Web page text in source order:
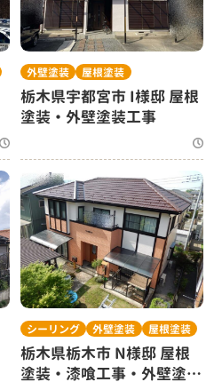
外壁塗装 屋根塗装
栃木県宇都宮市 I様邸 屋根
塗装・外壁塗装工事
シーリング 外壁塗装 屋根塗装
栃木県栃木市 N様邸 屋根
塗装・漆喰工事・外壁塗装